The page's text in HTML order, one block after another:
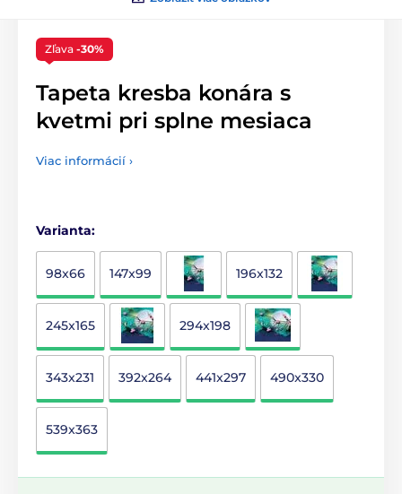
Zľava -30%
Tapeta kresba konára s
kvetmi pri splne mesiaca
Viac informácií ›
Varianta:
98x66 147x99 196x132
245x165 294x198
343x231 392x264 441x297 490x330
539x363